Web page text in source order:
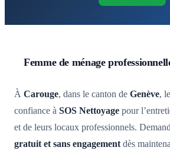
Femme de ménage
À Carouge, dans le canton de Genève,
confiance à SOS Nettoyage pour
et de leurs locaux professionnels.
gratuit et sans engagementdès